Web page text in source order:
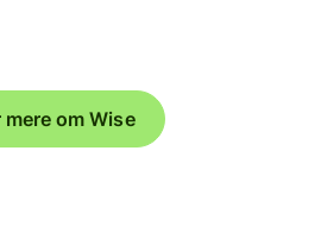
om Wise